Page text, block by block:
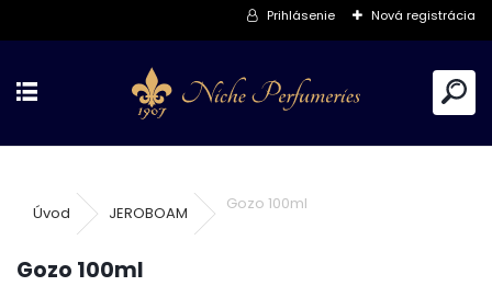
Prihlásenie Nová registrácia
Úvod JEROBOAM
Gozo 100ml
Gozo 100ml